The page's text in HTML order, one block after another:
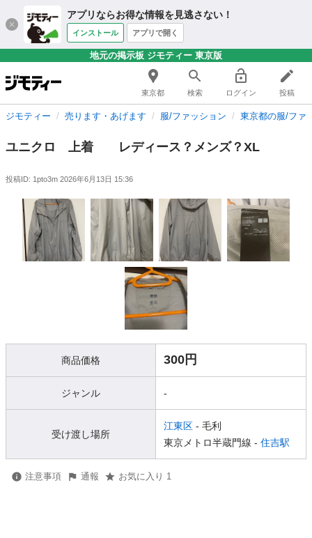
アプリならお得な情報を見逃さない！
インストール アプリで開く
地元の掲示板 ジモティー 東京版
東京都 検索 ログイン 投稿
ジモティー 売ります・あげます 服/ファッション 東京都の服/ファ
ユニクロ 上着 レディース？メンズ？XL
投稿ID: 1pto3m 2026年6月13日 15:36
商品価格 300円
ジャンル -
受け渡し場所
江東区 - 毛利
東京メトロ半蔵門線 - 住吉駅
注意事項 通報 お気に入り 1